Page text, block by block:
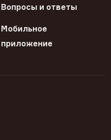
Вопросы и ответы
Мобильное
приложение